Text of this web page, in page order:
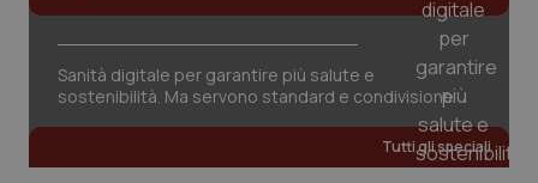
Sanità digitale per garantire più salute e
sostenibilità. Ma servono standard e condivisione
Tutti gli speciali